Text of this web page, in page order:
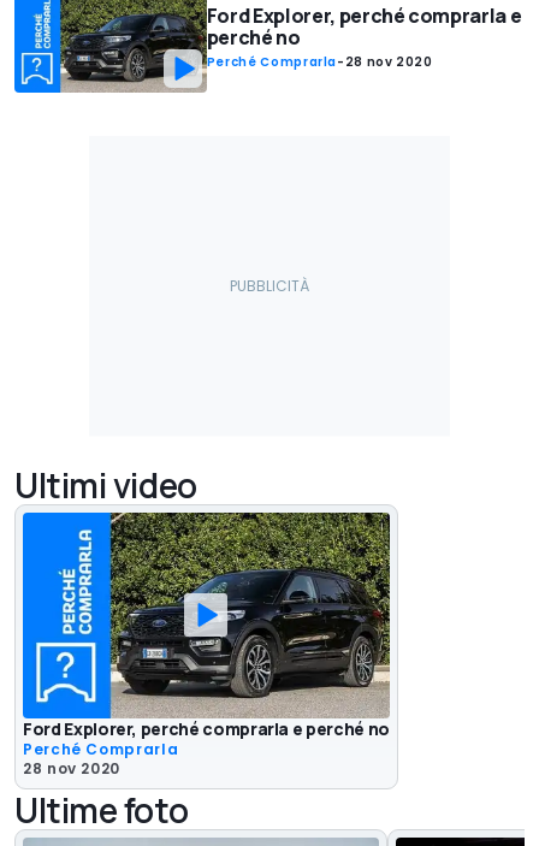
Ford Explorer, perché comprarla e
perché no
Perché Comprarla- 28 nov 2020
Ultimi video
Ford Explorer, perché comprarla e perché no
Perché Comprarla
28 nov 2020
Ultime foto